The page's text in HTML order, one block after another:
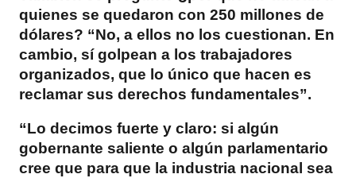
quienes se quedaron con 250 millones de
dólares? “No, a ellos no los cuestionan. En
cambio, sí golpean a los trabajadores
organizados, que lo único que hacen es
reclamar sus derechos fundamentales”.
“Lo decimos fuerte y claro: si algún
gobernante saliente o algún parlamentario
cree que para que la industria nacional sea